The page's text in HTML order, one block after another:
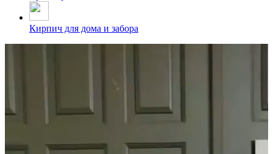
Кирпич для дома и забора